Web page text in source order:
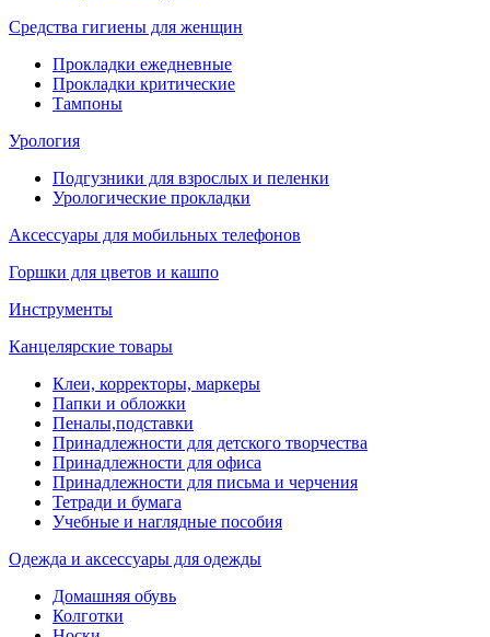
Средства гигиены для женщин
Прокладки ежедневные
Прокладки критические
Тампоны
Урология
Подгузники для взрослых и пеленки
Урологические прокладки
Аксессуары для мобильных телефонов
Горшки для цветов и кашпо
Инструменты
Канцелярские товары
Клеи, корректоры, маркеры
Папки и обложки
Пеналы,подставки
Принадлежности для детского творчества
Принадлежности для офиса
Принадлежности для письма и черчения
Тетради и бумага
Учебные и наглядные пособия
Одежда и аксессуары для одежды
Домашняя обувь
Колготки